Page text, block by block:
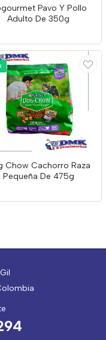
Pavo Y Pollo
Adulto De 350g
Chow Cachorro Raza
Pequeña De 475g